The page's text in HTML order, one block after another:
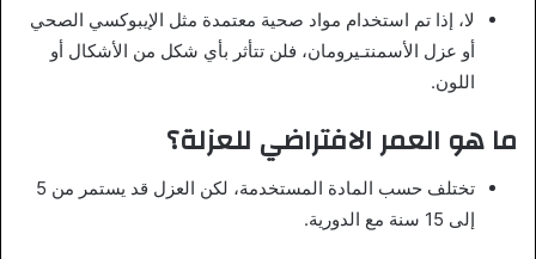
لا، إذا تم استخدام مواد صحية معتمدة مثل الإيبوكسي الصحي
أو عزل الأسمنتـيرومان، فلن تتأثر بأي شكل من الأشكال أو
اللون.
ما هو العمر الافتراضي للعزلة؟
تختلف حسب المادة المستخدمة، لكن العزل قد يستمر من 5
إلى 15 سنة مع الدورية.